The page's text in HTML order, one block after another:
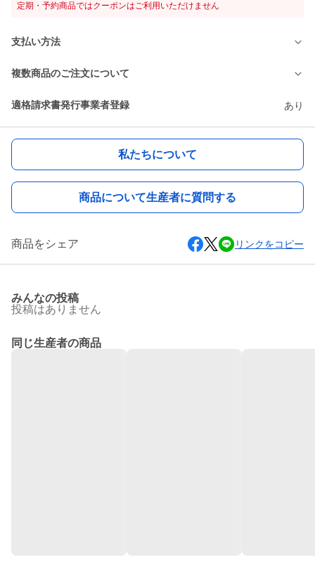
定期・予約商品ではクーポンはご利用いただけません
支払い方法
複数商品のご注文について
適格請求書発行事業者登録 あり
私たちについて
商品について生産者に質問する
商品をシェア リンクをコピー
みんなの投稿
投稿はありません
同じ生産者の商品